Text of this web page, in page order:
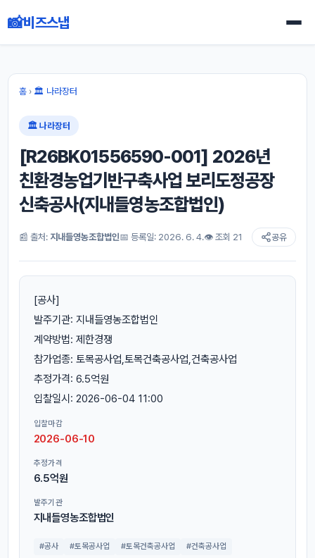
📸비즈스냅
홈› 🏛 나라장터
🏛 나라장터
[R26BK01556590-001] 2026년
친환경농업기반구축사업 보리도정공장
신축공사(지내들영농조합법인)
📰 출처: 지내들영농조합법인📅 등록일: 2026. 6. 4.👁 조회 21 공유
[공사]
발주기관: 지내들영농조합법인
계약방법: 제한경쟁
참가업종: 토목공사업,토목건축공사업,건축공사업
추정가격: 6.5억원
입찰일시: 2026-06-04 11:00
입찰마감
2026-06-10
추정가격
6.5억원
발주기관
지내들영농조합법인
#공사 #토목공사업 #토목건축공사업 #건축공사업